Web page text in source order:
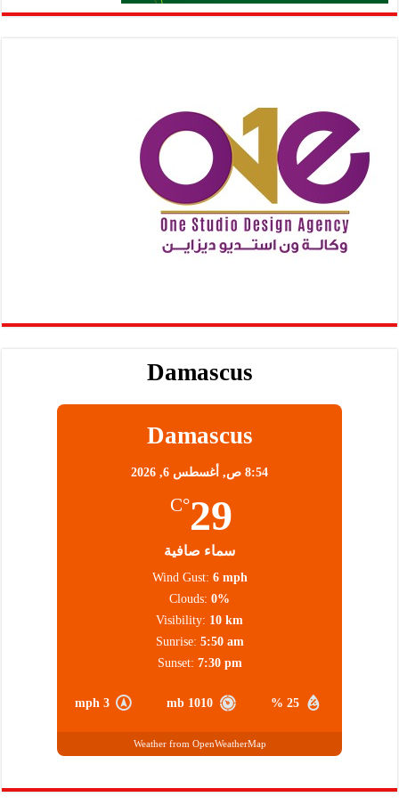
Damascus
Damascus
8:54 ص, أغسطس 6, 2026
29
°C
سماء صافية
25 %
1010 mb
3 mph
Wind Gust: 6 mph
Clouds: 0%
Visibility: 10 km
Sunrise: 5:50 am
Sunset: 7:30 pm
Weather from OpenWeatherMap